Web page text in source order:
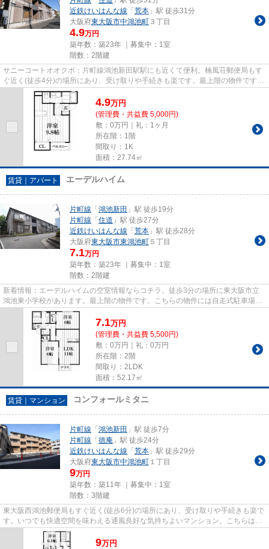
近鉄けいはんな線 「 荒本 」駅 徒歩31分
大阪府東大阪市中鴻池町 ３丁目
4.9万円
築年数：築23年 ｜募集中： 1室
階数：2階建
サニーコートオオクボ：片町線鴻池新田駅駅にも近くて便利。楠風荘郵便局もす
ぐ近く(徒歩4分)の場所にあり、受け取りや手続きも楽です。最上階の物件です。
最寄りの駅まで徒歩15分の物...
4.9万円
(管理費・共益費 5,000円)
敷：0万円｜礼：1ヶ月
所在階：1階
間取り：1K
面積：27.74㎡
賃貸｜アパート エーデルハイム
片町線 「 鴻池新田 」駅 徒歩19分
片町線 「 住道 」駅 徒歩27分
近鉄けいはんな線 「 荒本 」駅 徒歩28分
大阪府東大阪市東鴻池町 ５丁目
7.1万円
築年数：築23年 ｜募集中： 1室
階数：2階建
新着情報：エーデルハイムの空室情報ならコチラ。徒歩3分の場所に東大阪市立
鴻池東小学校があります。最上階の物件です。こちらの物件には自走式駐車場が
あります。住都エステートで...
7.1万円
(管理費・共益費 5,500円)
敷：0万円｜礼：0万円
所在階：2階
間取り：2LDK
面積：52.17㎡
賃貸｜マンション コンフォールミタニ
片町線 「 鴻池新田 」駅 徒歩7分
片町線 「 徳庵 」駅 徒歩24分
近鉄けいはんな線 「 荒本 」駅 徒歩29分
大阪府東大阪市中鴻池町 １丁目
9万円
築年数：築11年 ｜募集中： 1室
階数：3階建
東大阪西鴻池郵便局もすぐ近く(徒歩6分)の場所にあり、受け取りや手続きも楽で
す。いつでも快適空間を味わえる通風良好な気持ちよいマンション。こちらはマ
ンションタイプになります。...
9万円